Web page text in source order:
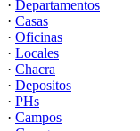
· Departamentos
· Casas
· Oficinas
· Locales
· Chacra
· Depositos
· PHs
· Campos